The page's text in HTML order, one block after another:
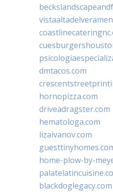
dmtacos.com
hornopizza.com
driveadragster.com
hematologa.com
lizaivanov.com
home-plow-by-
blackdoglegacy.com